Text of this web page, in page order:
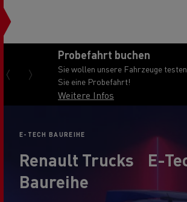
Probefahrt buchen
Sie wollen unsere Fahrzeuge
Sie eine Probefahrt!
Weitere Infos
E-TECH BAUREIHE
Renault Trucks E-
Baureihe